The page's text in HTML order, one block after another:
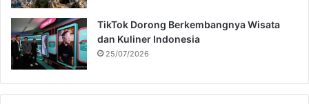
TikTok Dorong Berkembangnya Wisata
dan Kuliner Indonesia
25/07/2026